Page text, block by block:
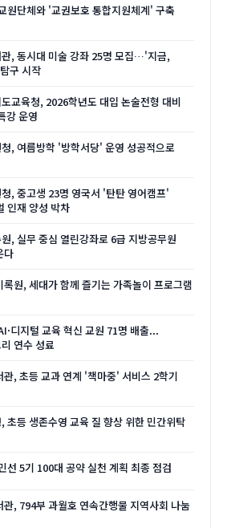
원단체와 '교권보호 통합지원체계' 구축
, 동시대 미술 강좌 25명 모집…'지금,
구 시작
교육청, 2026학년도 대입 논술전형 대비
강 운영
, 여름방학 '방학서당' 운영 성공적으로
, 중고생 23명 영국서 '탄탄 영어캠프'
인재 양성 박차
, 실무 중심 열린강좌로 6급 지방공무원
다
록원, 세대가 함께 즐기는 가족놀이 프로그램
디지털 교육 혁신 교원 71명 배출...
연수 성료
관, 초등 교과 연계 '책마중' 서비스 2학기
초등 생존수영 교육 질 향상 위한 민간위탁
선 5기 100대 공약 실천 계획 최종 점검
관, 794부 과월호 연속간행물 지역사회 나눔